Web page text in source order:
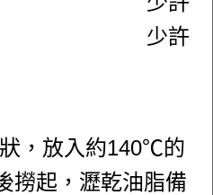
少許
，放入約140℃的
撈起，瀝乾油脂備